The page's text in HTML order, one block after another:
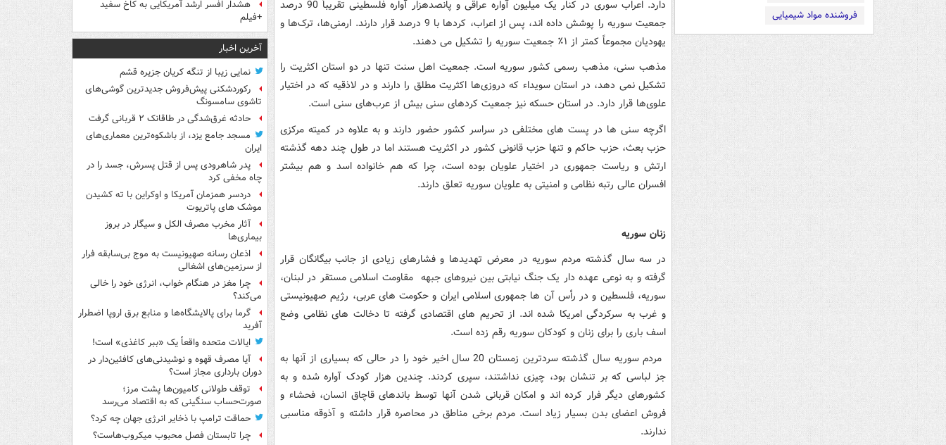
فروشنده مواد شیمیایی
دارد. اعراب سوری در کنار یک میلیون آواره عراقی و پانصدهزار آواره فلسطینی تقریباً 90 درصد
جمعیت سوریه را پوشش داده اند، پس از اعراب، کردها با 9 درصد قرار دارند. ارمنی‌ها، ترک‌ها و
یهودیان مجموعاً کمتر از ۱٪ جمعیت سوریه را تشکیل می دهند.
مذهب سنی، مذهب رسمی کشور سوریه است. جمعیت اهل سنت تنها در دو استان اکثریت را
تشکیل نمی دهد، در استان سویداء که دروزی‌ها اکثریت مطلق را دارند و در لاذقیه که در اختیار
علوی‌ها قرار دارد. در استان حسکه نیز جمعیت کردهای سنی بیش از عرب‌های سنی است.
اگرچه سنی ها در پست های مختلفی در سراسر کشور حضور دارند و به علاوه در کمیته مرکزی
حزب بعث، حزب حاکم و تنها حزب قانونی کشور در اکثریت هستند اما در طول چند دهه گذشته
ارتش و ریاست جمهوری در اختیار علویان بوده است، چرا که هم خانواده اسد و هم بیشتر
افسران عالی رتبه نظامی و امنیتی به علویان سوریه تعلق دارند.
زنان سوریه
در سه سال گذشته مردم سوریه در معرض تهدیدها و فشارهای زیادی از جانب بیگانگان قرار
گرفته و به نوعی عهده دار یک جنگ نیابتی بین نیروهای جبهه مقاومت اسلامی مستقر در لبنان،
سوریه، فلسطین و در رأس آن ها جمهوری اسلامی ایران و حکومت های عربی، رژیم صهیونیستی
و غرب به سرکردگی امریکا شده اند. از تحریم های اقتصادی گرفته تا دخالت های نظامی وضع
اسف باری را برای زنان و کودکان سوریه رقم زده است.
مردم سوریه سال گذشته سردترین زمستان 20 سال اخیر خود را در حالی که بسیاری از آنها به
جز لباسی که بر تنشان بود، چیزی نداشتند، سپری کردند. چندین هزار کودک آواره شده و به
کشورهای دیگر فرار کرده اند و امکان قربانی شدن آنها توسط باندهای قاچاق انسان، فحشاء و
فروش اعضای بدن بسیار زیاد است. مردم برخی مناطق در محاصره قرار داشته و آذوقه مناسبی
ندارند.
هشدار افسر ارشد آمریکایی به کاخ سفید
+فیلم
آخرین اخبار
نمایی زیبا از تنگه کریان جزیره قشم
رکوردشکنی پیش‌فروش جدیدترین گوشی‌های
تاشوی سامسونگ
حادثه غرق‌شدگی در طاقانک ۲ قربانی گرفت
مسجد جامع یزد، از باشکوه‌ترین معماری‌های
ایران
پدر شاهرودی پس از قتل پسرش، جسد را در
چاه مخفی کرد
دردسر همزمان آمریکا و اوکراین با ته کشیدن
موشک های پاتریوت
آثار مخرب مصرف الکل و سیگار در بروز
بیماری‌ها
اذعان رسانه صهیونیست به موج بی‌سابقه فرار
از سرزمین‌های اشغالی
چرا مغز در هنگام خواب، انرژی خود را خالی
می‌کند؟
گرما برای پالایشگاه‌ها و منابع برق اروپا اضطرار
آفرید
ایالات متحده واقعاً یک «ببر کاغذی» است!
آیا مصرف قهوه و نوشیدنی‌های کافئین‌دار در
دوران بارداری مجاز است؟
توقف طولانی کامیون‌ها پشت مرز؛
صورت‌حساب سنگینی که به اقتصاد می‌رسد
حماقت ترامپ با ذخایر انرژی جهان چه کرد؟
چرا تابستان فصل محبوب میکروب‌هاست؟